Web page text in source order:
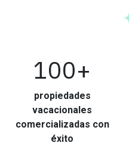
100+
propiedades
vacacionales
comercializadas con
éxito